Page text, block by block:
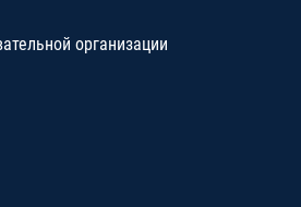
организации